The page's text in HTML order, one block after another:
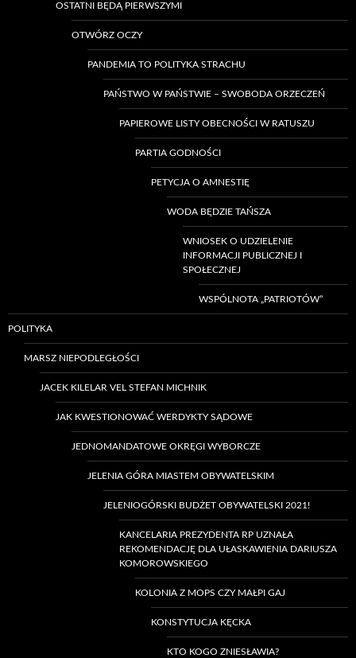
OSTATNI BĘDĄ PIERWSZYMI
OTWÓRZ OCZY
PANDEMIA TO POLITYKA STRACHU
PAŃSTWO W PAŃSTWIE – SWOBODA ORZECZEŃ
PAPIEROWE LISTY OBECNOŚCI W RATUSZU
PARTIA GODNOŚCI
PETYCJA O AMNESTIĘ
WODA BĘDZIE TAŃSZA
WNIOSEK O UDZIELENIE
INFORMACJI PUBLICZNEJ I
SPOŁECZNEJ
WSPÓLNOTA „PATRIOTÓW”
POLITYKA
MARSZ NIEPODLEGŁOŚCI
JACEK KILELAR VEL STEFAN MICHNIK
JAK KWESTIONOWAĆ WERDYKTY SĄDOWE
JEDNOMANDATOWE OKRĘGI WYBORCZE
JELENIA GÓRA MIASTEM OBYWATELSKIM
JELENIOGÓRSKI BUDŻET OBYWATELSKI 2021!
KANCELARIA PREZYDENTA RP UZNAŁA
REKOMENDACJĘ DLA UŁASKAWIENIA DARIUSZA
KOMOROWSKIEGO
KOLONIA Z MOPS CZY MAŁPI GAJ
KONSTYTUCJA KĘCKA
KTO KOGO ZNIESŁAWIA?